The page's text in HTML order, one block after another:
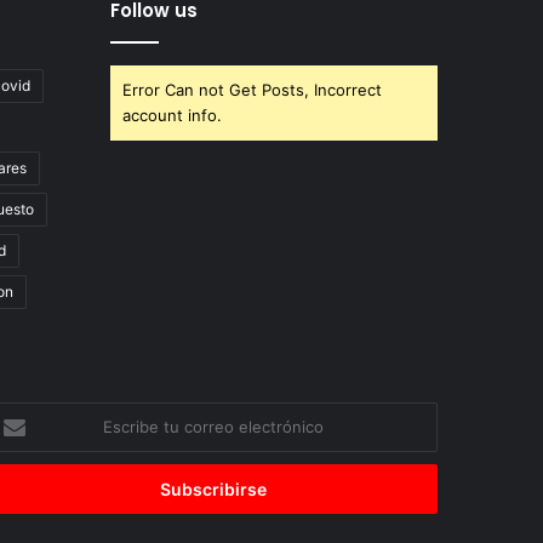
Follow us
Error Can not Get Posts, Incorrect
account info.